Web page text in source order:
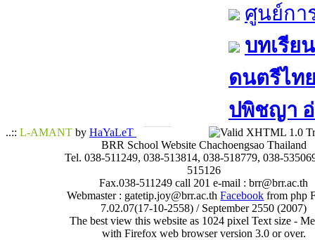
ศูนย์กา
บทเรีย
ดนตรีไท
ปพิชญา​ อ่
..:: L-AMANT by HaYaLeT
BRR School Website Chachoengsao Thailand
Tel. 038-511249, 038-513814, 038-518779, 038-
515126
Fax.038-511249 call 201 e-mail : brr@brr.ac.th
Webmaster : gatetip.joy@brr.ac.thFacebook from php
7.02.07(17-10-2558) / September 2550 (2007)
The best view this website as 1024 pixel Text size -
with Firefox web browser version 3.0 or over.